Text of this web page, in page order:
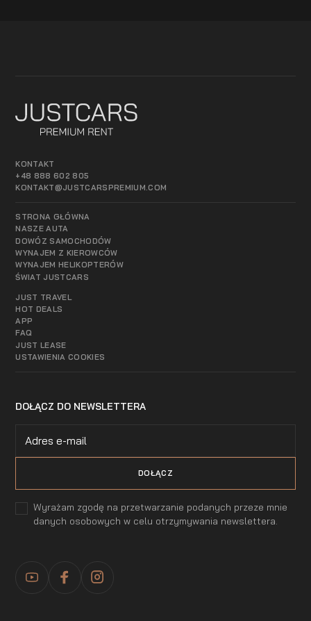
KONTAKT
+48 888 602 805
KONTAKT@JUSTCARSPREMIUM.COM
STRONA GŁÓWNA
NASZE AUTA
DOWÓZ SAMOCHODÓW
WYNAJEM Z KIEROWCÓW
WYNAJEM HELIKOPTERÓW
ŚWIAT JUSTCARS
JUST TRAVEL
HOT DEALS
APP
FAQ
JUST LEASE
USTAWIENIA COOKIES
DOŁĄCZ DO NEWSLETTERA
Wyrażam zgodę na przetwarzanie podanych przeze mnie
danych osobowych w celu otrzymywania newslettera.